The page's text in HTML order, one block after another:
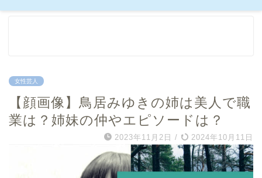
女性芸人
【顔画像】鳥居みゆきの姉は美人で職
業は？姉妹の仲やエピソードは？
2023年11月2日 / 2024年10月11日